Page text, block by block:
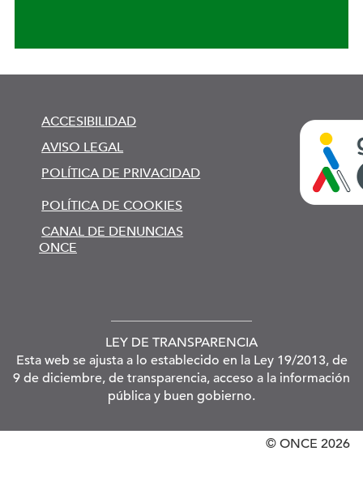
ACCESIBILIDAD
AVISO LEGAL
POLÍTICA DE PRIVACIDAD
POLÍTICA DE COOKIES
CANAL DE DENUNCIAS
ONCE
LEY DE TRANSPARENCIA
Esta web se ajusta a lo establecido en la Ley 19/2013, de
9 de diciembre, de transparencia, acceso a la información
pública y buen gobierno.
© ONCE 2026